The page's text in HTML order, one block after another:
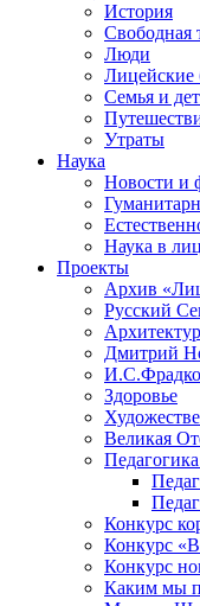
История
Свободная
Люди
Лицейские
Семья и
Утраты
Наука
Новости и
Наука в
Проекты
Архив
Русский
Дмитрий
Здоровье
Великая
Конкурс
Конкурс
Конкурс
Каким мы